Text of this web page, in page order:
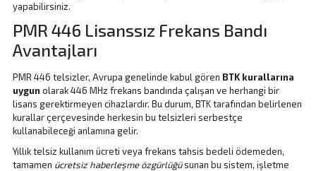
yapabilirsiniz.
PMR 446 Lisanssız Frekans Bandı
Avantajları
PMR 446 telsizler, Avrupa genelinde kabul gören BTK kurallarına
uygun olarak 446 MHz frekans bandında çalışan ve herhangi bir
lisans gerektirmeyen cihazlardır. Bu durum, BTK tarafından belirlenen
kurallar çerçevesinde herkesin bu telsizleri serbestçe
kullanabileceği anlamına gelir.
Yıllık telsiz kullanım ücreti veya frekans tahsis bedeli ödemeden,
tamamen ücretsiz haberleşme özgürlüğüsunan bu sistem, işletme